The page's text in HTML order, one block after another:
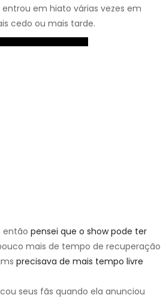
em hiato várias vezes em
cedo ou mais tarde.
então pensei que o show pode ter
mais de tempo de recuperação
precisava de mais tempo livre
seus fãs quando ela anunciou